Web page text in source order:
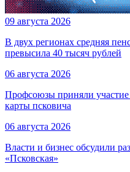
09 августа 2026
В двух регионах средняя
превысила 40 тысяч рублей
06 августа 2026
Профсоюзы приняли
карты псковича
06 августа 2026
Власти и бизнес обсудили
«Псковская»